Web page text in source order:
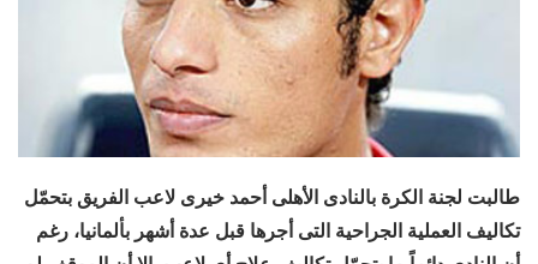
طالبت لجنة الكرة بالنادى الأهلى أحمد خيرى لاعب الفريق بتحمّل
تكاليف العملية الجراحية التى أجرها قبل عدة أشهر بألمانيا، رغم